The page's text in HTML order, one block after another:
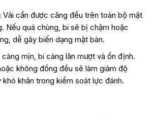
Vải cần được căng đều trên toàn bộ mặt
Nếu quá chùng, bi sẽ bị chậm hoặc
dễ gây biến dạng mặt bàn.
càng mịn, bi càng lăn mượt và ổn định.
không đồng đều sẽ làm giảm độ
khó khăn trong kiểm soát lực đánh.